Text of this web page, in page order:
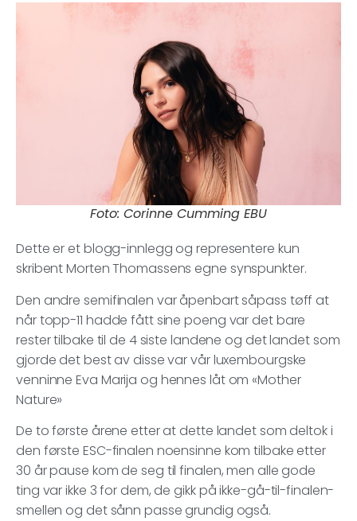
Foto: Corinne Cumming EBU
Dette er et blogg-innlegg og representere kun
skribent Morten Thomassens egne synspunkter.
Den andre semifinalen var åpenbart såpass tøff at
når topp-11 hadde fått sine poeng var det bare
rester tilbake til de 4 siste landene og det landet som
gjorde det best av disse var vår luxembourgske
venninne Eva Marija og hennes låt om «Mother
Nature»
De to første årene etter at dette landet som deltok i
den første ESC-finalen noensinne kom tilbake etter
30 år pause kom de seg til finalen, men alle gode
ting var ikke 3 for dem, de gikk på ikke-gå-til-finalen-
smellen og det sånn passe grundig også.